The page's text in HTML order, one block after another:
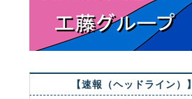
【速報（ヘッドライン）】